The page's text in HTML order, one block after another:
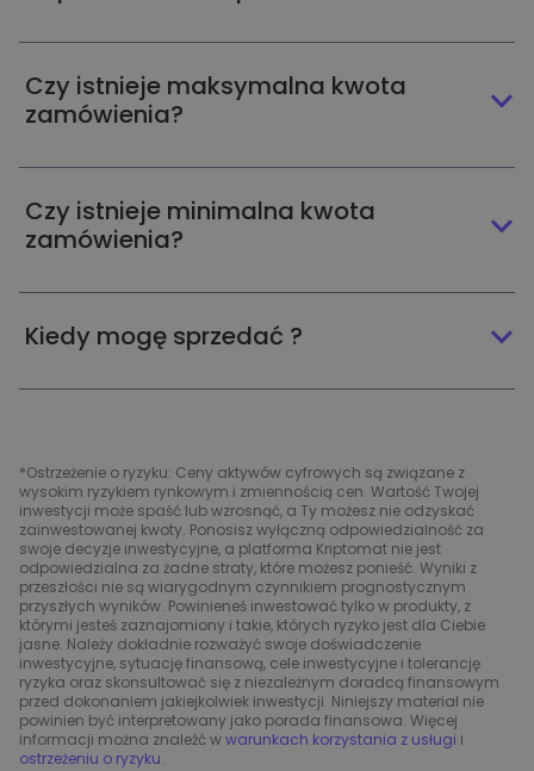
Czy istnieje maksymalna kwota
zamówienia?
Czy istnieje minimalna kwota
zamówienia?
Kiedy mogę sprzedać ?
*Ostrzeżenie o ryzyku: Ceny aktywów cyfrowych są związane z
wysokim ryzykiem rynkowym i zmiennością cen. Wartość Twojej
inwestycji może spaść lub wzrosnąć, a Ty możesz nie odzyskać
zainwestowanej kwoty. Ponosisz wyłączną odpowiedzialność za
swoje decyzje inwestycyjne, a platforma Kriptomat nie jest
odpowiedzialna za żadne straty, które możesz ponieść. Wyniki z
przeszłości nie są wiarygodnym czynnikiem prognostycznym
przyszłych wyników. Powinieneś inwestować tylko w produkty, z
którymi jesteś zaznajomiony i takie, których ryzyko jest dla Ciebie
jasne. Należy dokładnie rozważyć swoje doświadczenie
inwestycyjne, sytuację finansową, cele inwestycyjne i tolerancję
ryzyka oraz skonsultować się z niezależnym doradcą finansowym
przed dokonaniem jakiejkolwiek inwestycji. Niniejszy materiał nie
powinien być interpretowany jako porada finansowa. Więcej
informacji można znaleźć wwarunkach korzystania z usługi i
ostrzeżeniu o ryzyku.